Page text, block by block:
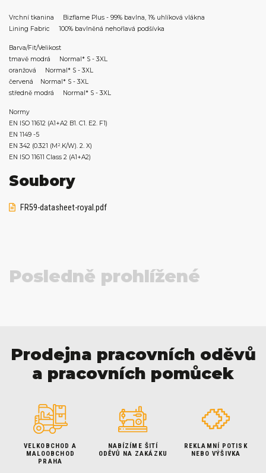
Vrchní tkanina Bizflame Plus - 99% bavlna, 1% uhlíková vlákna
Lining Fabric 100% bavlněná nehořlavá podšívka
Barva/Fit/Velikost
tmavě modrá Normal* S - 3XL
oranžová Normal* S - 3XL
červená Normal* S - 3XL
středně modrá Normal* S - 3XL
Normy
EN ISO 11612 (A1+A2 B1. C1. E2. F1)
EN 1149 -5
EN 342 (0.321 (M².K/W). 2. X)
EN ISO 11611 Class 2 (A1+A2)
Soubory
FR59-datasheet-royal.pdf
Posledně prohlížené
Prodejna pracovních oděvů
a pracovních pomůcek
VELKOBCHOD A
MALOOBCHOD
PRAHA
NABÍZÍME ŠITÍ
ODĚVŮ NA ZAKÁZKU
REKLAMNÍ POTISK
NEBO VÝŠIVKA